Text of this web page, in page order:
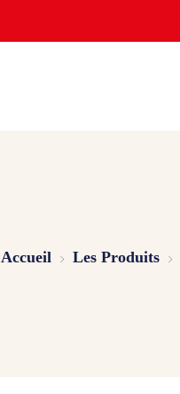
Accueil Les Produits